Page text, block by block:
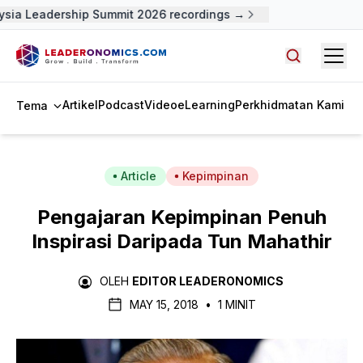
Leadership Summit 2026 recordings →
Tema ArtikelPodcastVideoeLearningPerkhidmatan Kami
Article Kepimpinan
Pengajaran Kepimpinan Penuh
Inspirasi Daripada Tun Mahathir
OLEH EDITOR LEADERONOMICS
MAY 15, 2018
• 1 MINIT